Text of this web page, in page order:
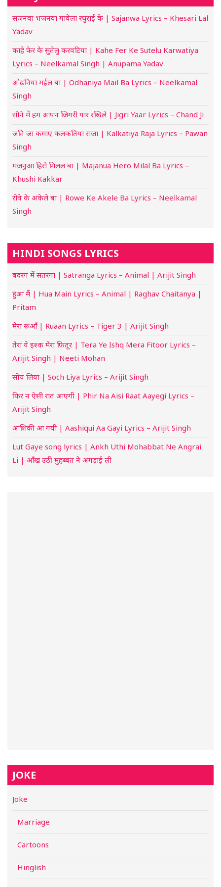
सजनवा भजनवा गावेला रघुराई के | Sajanwa Lyrics – Khesari Lal
Yadav
काहे फेर के सुतेलु करवटिया | Kahe Fer Ke Sutelu Karwatiya
Lyrics – Neelkamal Singh | Anupama Yadav
ओढ़निया मईल बा | Odhaniya Mail Ba Lyrics – Neelkamal
Singh
सीने में हम आपन जिगरी यार रखिले | Jigri Yaar Lyrics – Chand Ji
जनि जा कमाए कलकतिया राजा | Kalkatiya Raja Lyrics – Pawan
Singh
मजनुआ हिरो मिलल बा | Majanua Hero Milal Ba Lyrics –
Khushi Kakkar
रोवे के अकेले बा | Rowe Ke Akele Ba Lyrics – Neelkamal
Singh
HINDI SONGS LYRICS
बदरंग में सतरंगा | Satranga Lyrics – Animal | Arijit Singh
हुआ मैं | Hua Main Lyrics – Animal | Raghav Chaitanya |
Pritam
मेरा रूआँ | Ruaan Lyrics – Tiger 3 | Arijit Singh
तेरा ये इश्क मेरा फितूर | Tera Ye Ishq Mera Fitoor Lyrics –
Arijit Singh | Neeti Mohan
सोच लिया | Soch Liya Lyrics – Arijit Singh
फिर न ऐसी रात आएगी | Phir Na Aisi Raat Aayegi Lyrics –
Arijit Singh
आशिकी आ गयी | Aashiqui Aa Gayi Lyrics – Arijit Singh
Lut Gaye song lyrics | Ankh Uthi Mohabbat Ne Angrai
Li | आँख उठी मुहब्बत ने अंगड़ाई ली
JOKE
Joke
Marriage
Cartoons
Hinglish